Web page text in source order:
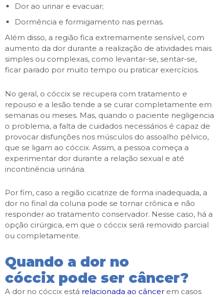
Dor ao urinar e evacuar;
Dormência e formigamento nas pernas.
Além disso, a região fica extremamente sensível, com
aumento da dor durante a realização de atividades mais
simples ou complexas, como levantar-se, sentar-se,
ficar parado por muito tempo ou praticar exercícios.
No geral, o cóccix se recupera com tratamento e
repouso e a lesão tende a se curar completamente em
semanas ou meses. Mas, quando o paciente negligencia
o problema, a falta de cuidados necessários é capaz de
provocar disfunções nos músculos do assoalho pélvico,
que se ligam ao cóccix. Assim, a pessoa começa a
experimentar dor durante a relação sexual e até
incontinência urinária.
Por fim, caso a região cicatrize de forma inadequada, a
dor no final da coluna pode se tornar crônica e não
responder ao tratamento conservador. Nesse caso, há a
opção cirúrgica, em que o cóccix será removido parcial
ou completamente.
Quando a dor no
cóccix pode ser câncer?
A dor no cóccix está relacionada ao câncer em casos